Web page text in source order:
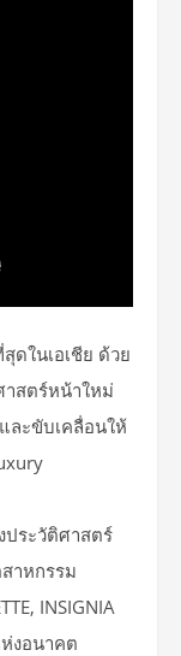
ดในเอเชีย ด้วย
าสตร์หน้าใหม่
ละขับเคลื่อนให้
ประวัติศาสตร์
าหกรรม
INSIGNIA
ห่งอนาคต